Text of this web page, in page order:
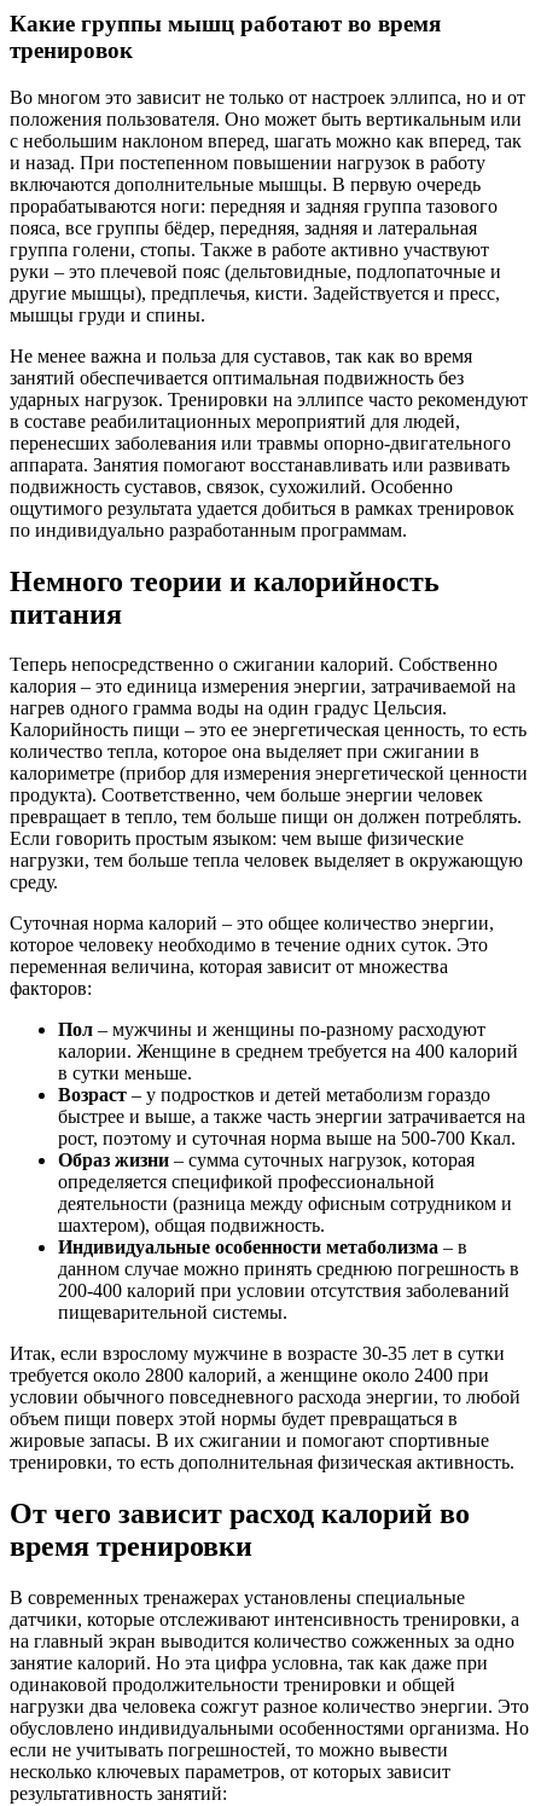
Какие группы мышц работают во время
тренировок
Во многом это зависит не только от настроек эллипса, но и от
положения пользователя. Оно может быть вертикальным или
с небольшим наклоном вперед, шагать можно как вперед, так
и назад. При постепенном повышении нагрузок в работу
включаются дополнительные мышцы. В первую очередь
прорабатываются ноги: передняя и задняя группа тазового
пояса, все группы бёдер, передняя, задняя и латеральная
группа голени, стопы. Также в работе активно участвуют
руки – это плечевой пояс (дельтовидные, подлопаточные и
другие мышцы), предплечья, кисти. Задействуется и пресс,
мышцы груди и спины.
Не менее важна и польза для суставов, так как во время
занятий обеспечивается оптимальная подвижность без
ударных нагрузок. Тренировки на эллипсе часто рекомендуют
в составе реабилитационных мероприятий для людей,
перенесших заболевания или травмы опорно-двигательного
аппарата. Занятия помогают восстанавливать или развивать
подвижность суставов, связок, сухожилий. Особенно
ощутимого результата удается добиться в рамках тренировок
по индивидуально разработанным программам.
Немного теории и калорийность
питания
Теперь непосредственно о сжигании калорий. Собственно
калория – это единица измерения энергии, затрачиваемой на
нагрев одного грамма воды на один градус Цельсия.
Калорийность пищи – это ее энергетическая ценность, то есть
количество тепла, которое она выделяет при сжигании в
калориметре (прибор для измерения энергетической ценности
продукта). Соответственно, чем больше энергии человек
превращает в тепло, тем больше пищи он должен потреблять.
Если говорить простым языком: чем выше физические
нагрузки, тем больше тепла человек выделяет в окружающую
среду.
Суточная норма калорий – это общее количество энергии,
которое человеку необходимо в течение одних суток. Это
переменная величина, которая зависит от множества
факторов:
Пол – мужчины и женщины по-разному расходуют
калории. Женщине в среднем требуется на 400 калорий
в сутки меньше.
Возраст – у подростков и детей метаболизм гораздо
быстрее и выше, а также часть энергии затрачивается на
рост, поэтому и суточная норма выше на 500-700 Ккал.
Образ жизни – сумма суточных нагрузок, которая
определяется спецификой профессиональной
деятельности (разница между офисным сотрудником и
шахтером), общая подвижность.
Индивидуальные особенности метаболизма – в
данном случае можно принять среднюю погрешность в
200-400 калорий при условии отсутствия заболеваний
пищеварительной системы.
Итак, если взрослому мужчине в возрасте 30-35 лет в сутки
требуется около 2800 калорий, а женщине около 2400 при
условии обычного повседневного расхода энергии, то любой
объем пищи поверх этой нормы будет превращаться в
жировые запасы. В их сжигании и помогают спортивные
тренировки, то есть дополнительная физическая активность.
От чего зависит расход калорий во
время тренировки
В современных тренажерах установлены специальные
датчики, которые отслеживают интенсивность тренировки, а
на главный экран выводится количество сожженных за одно
занятие калорий. Но эта цифра условна, так как даже при
одинаковой продолжительности тренировки и общей
нагрузки два человека сожгут разное количество энергии. Это
обусловлено индивидуальными особенностями организма. Но
если не учитывать погрешностей, то можно вывести
несколько ключевых параметров, от которых зависит
результативность занятий: